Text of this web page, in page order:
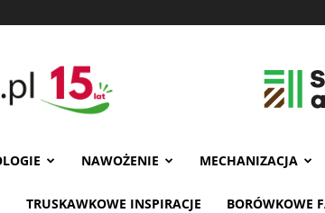
NAWOŻENIE MECHANIZACJA
TRUSKAWKOWE INSPIRACJE BORÓWKOWE